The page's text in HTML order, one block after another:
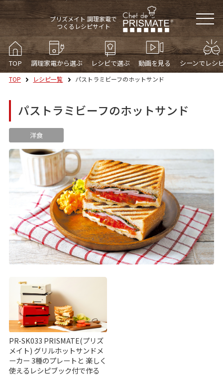
プリズメイト 調理家電で
つくるレシピサイト
TOP 調理家電から選ぶ レシピで選ぶ シーンでレシ
動画を見る
TOP レシピ一覧 パストラミビーフのホットサンド
パストラミビーフのホットサンド
洋食
PR-SK033 PRISMATE(プリズ
メイト) グリルホットサンドメ
ーカー 3種のプレートと 楽しく
使えるレシピブック付で作る